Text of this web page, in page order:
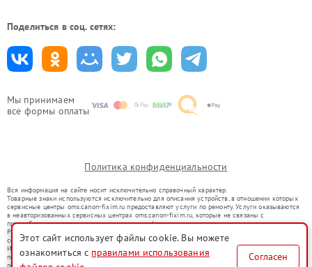
Мы принимаем
все формы оплаты
Поделиться в соц. сетях:
Политика конфиденциальности
Вся информация на сайте носит исключительно справочный характер.
Товарные знаки используются исключительно для описания устройств, в отношении которых
сервисные центры oms.canon-fixim.ru предоставляют услуги по ремонту. Услуги оказываются
в неавторизованных сервисных центрах oms.canon-fixim.ru, которые не связаны с
правообладателями товарных знаков или их официальными представителями.
Ремонт осуществляется для устройств, уже введенных в гражданский оборот в соответствии
со статьей 1487 ГК РФ.
Использование товарных знаков не преследует цели индивидуализации услуг или введения
потребителей в заблуждение, а служит для информирования о предоставляемых услугах по
ремонту техники указанных брендов.
Этот сайт использует файлы cookie. Вы можете
ознакомиться с правилами использования
Согласен